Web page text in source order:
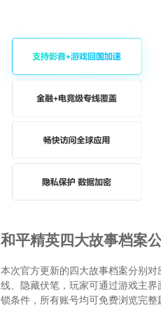
和平精英四大故事档案
本次官方更新的四大故事档案分别
线、隐藏伏笔，玩家可通过游戏主
锁条件，所有账号均可免费浏览完整